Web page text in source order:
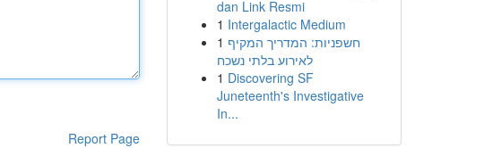
Report Page
dan Link Resmi
1 Intergalactic Medium
1 חשפניות: המדריך המקיף
לאירוע בלתי נשכח
1 Discovering SF
Juneteenth's Investigative
In...